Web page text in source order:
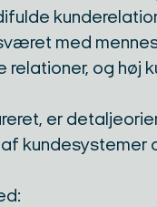
med
og høj
er
kundesystemer